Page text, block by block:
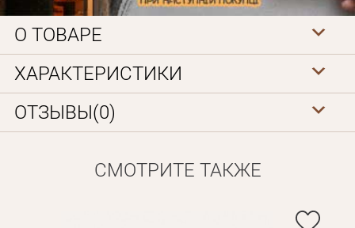
О ТОВАРЕ
ХАРАКТЕРИСТИКИ
ОТЗЫВЫ(0)
СМОТРИТЕ ТАКЖЕ
Личные данные